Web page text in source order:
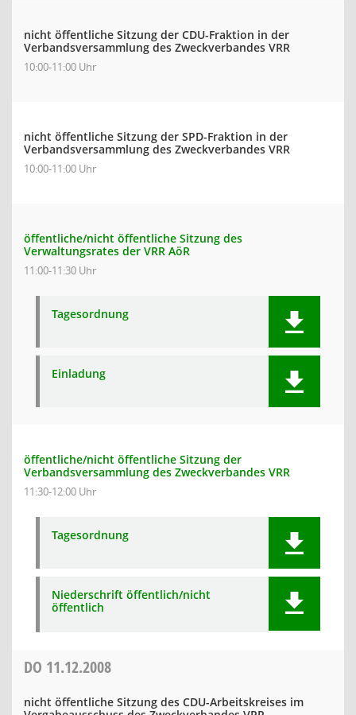
nicht öffentliche Sitzung der CDU-Fraktion in der
Verbandsversammlung des Zweckverbandes VRR
10:00-11:00 Uhr
nicht öffentliche Sitzung der SPD-Fraktion in der
Verbandsversammlung des Zweckverbandes VRR
10:00-11:00 Uhr
öffentliche/nicht öffentliche Sitzung des
Verwaltungsrates der VRR AöR
11:00-11:30 Uhr
Tagesordnung
Einladung
öffentliche/nicht öffentliche Sitzung der
Verbandsversammlung des Zweckverbandes VRR
11:30-12:00 Uhr
Tagesordnung
Niederschrift öffentlich/nicht
öffentlich
DO 11.12.2008
nicht öffentliche Sitzung des CDU-Arbeitskreises im